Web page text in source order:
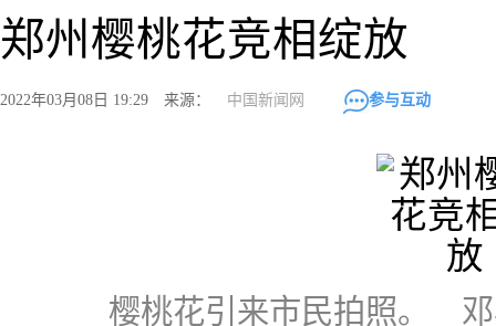
郑州樱桃花竞相绽放
2022年03月08日 19:29 来源： 中国新闻网 参与互动
樱桃花引来市民拍照。